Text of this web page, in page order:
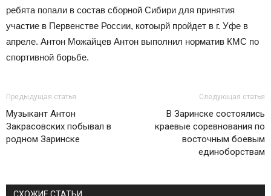
ребята попали в состав сборной Сибири для принятия
участие в Первенстве России, котоырй пройдет в г. Уфе в
апреле. Антон Можайцев Антон выполнил норматив КМС по
спортивной борьбе.
Предыдущая статья
Музыкант Антон
Закрасовских побывал в
родном Заринске
Следующая статья
В Заринске состоялись
краевые соревнования по
восточным боевым
единоборствам